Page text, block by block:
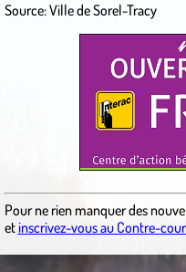
Source: Ville de Sorel-Tracy
Pour ne rien manquer des
etinscrivez-vous au Contre-